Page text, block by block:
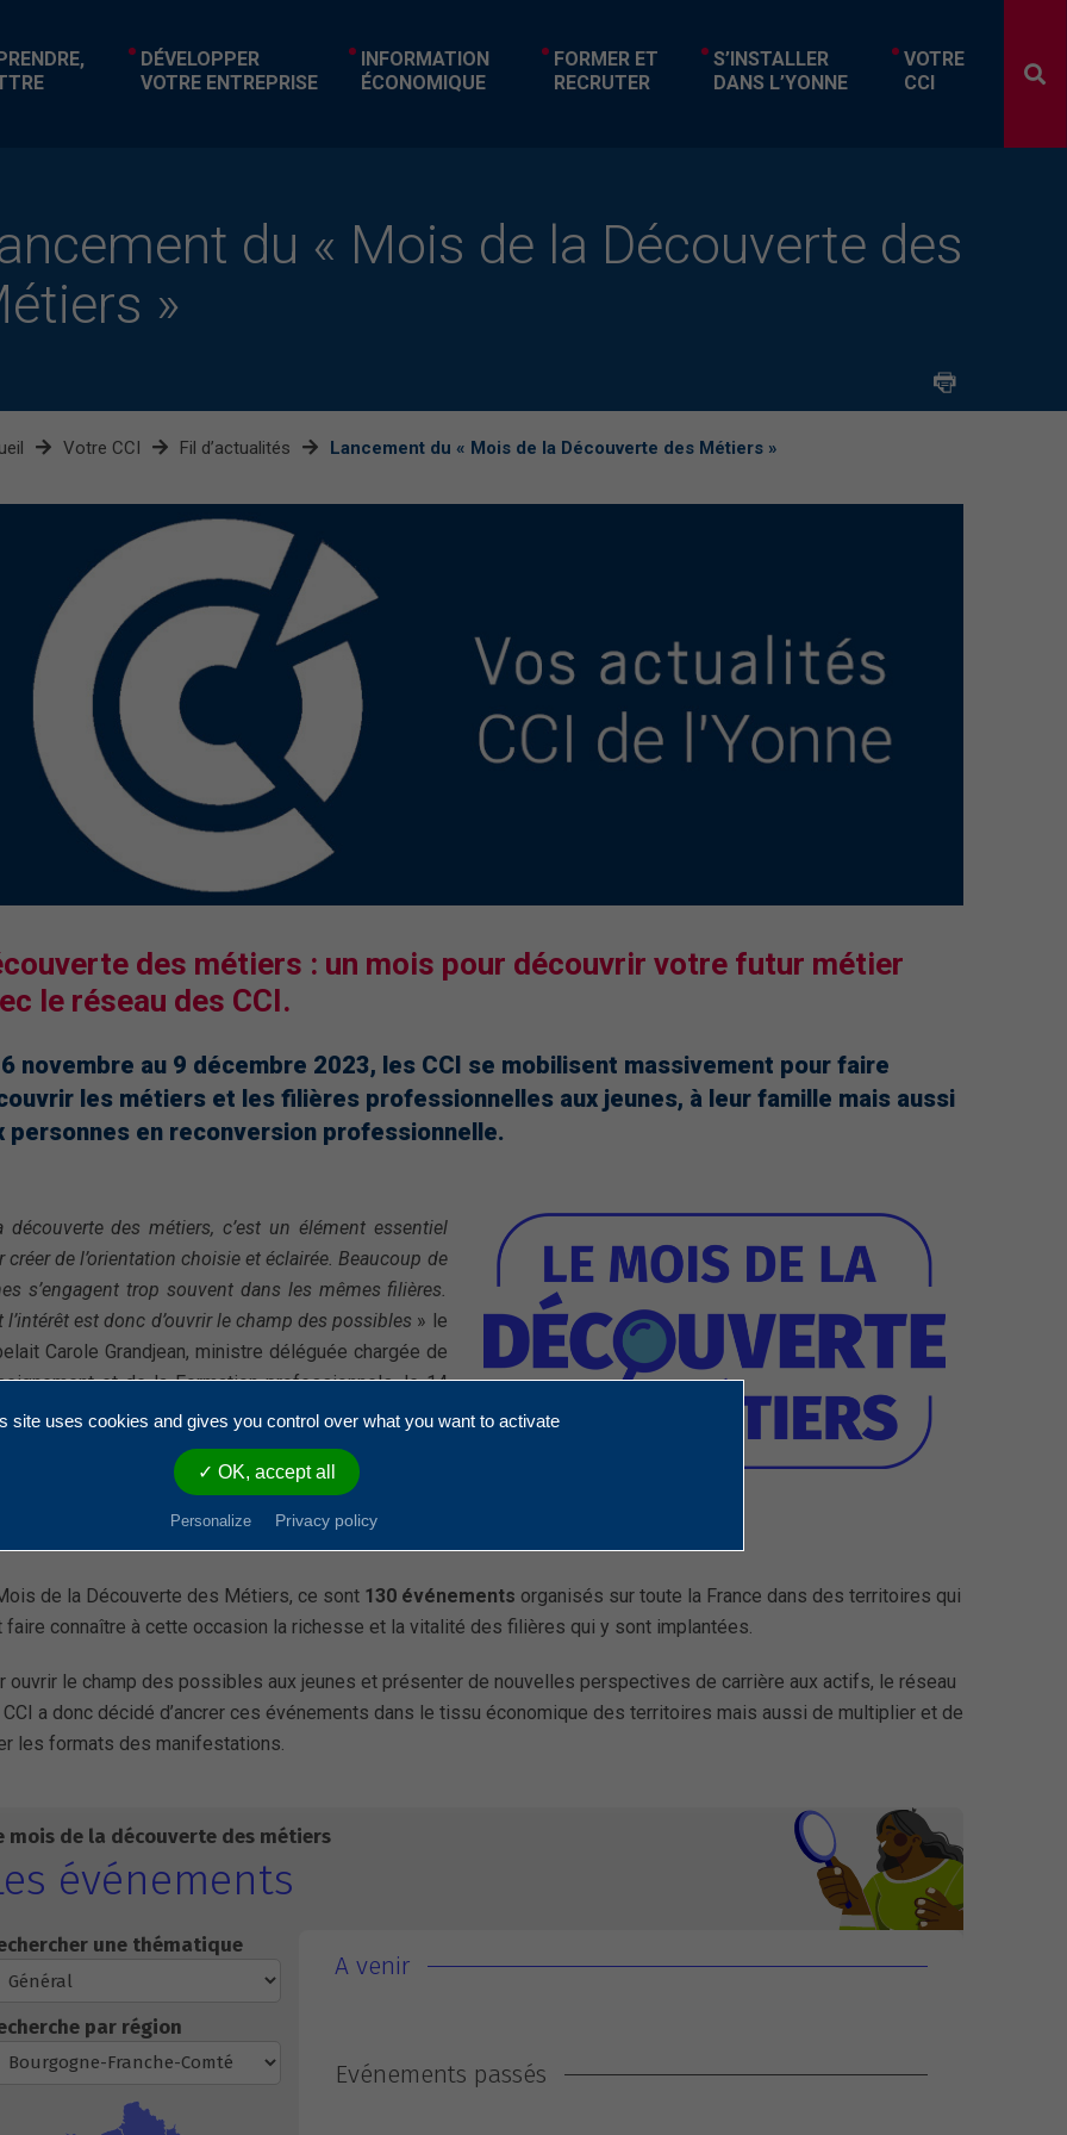
DÉVELOPPER
VOTRE ENTREPRISE
INFORMATION
ÉCONOMIQUE
FORMER ET
RECRUTER
S’INSTALLER
DANS L’YONNE
VOTRE
CCI
du « Mois de la Découverte des
»
Votre CCI Fil d’actualités Lancement du « Mois de la Découverte des Métiers »
des métiers : un mois pour découvrir votre futur métier
le réseau des CCI.
6 novembre au 9 décembre 2023, les CCI se mobilisent massivement pour faire
les métiers et les filières professionnelles aux jeunes, à leur famille mais aussi
personnes en reconversion professionnelle.
découverte des métiers, c’est un élément essentiel
créer de l’orientation choisie et éclairée. Beaucoup de
s’engagent trop souvent dans les mêmes filières.
l’intérêt est donc d’ouvrir le champ des possibles » le
Carole Grandjean, ministre déléguée chargée de
et de la Formation professionnels, le 14
2023 lors des finales nationales des
bon filon pour trouver sa filière :
de la Découverte des Métiers, ce sont 130 événements organisés sur toute la France dans des territoires qui
faire connaître à cette occasion la richesse et la vitalité des filières qui y sont implantées.
ouvrir le champ des possibles aux jeunes et présenter de nouvelles perspectives de carrière aux actifs, le réseau
a donc décidé d’ancrer ces événements dans le tissu économique des territoires mais aussi de multiplier et de
les formats des manifestations.
site uses cookies and gives you control over what you want to activate
✓ OK, accept all
Personalize Privacy policy